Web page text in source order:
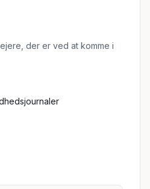
der er ved at komme i